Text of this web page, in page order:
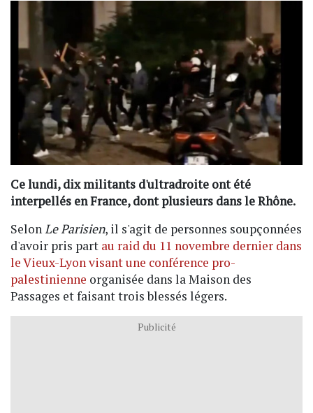
Ce lundi, dix militants d'ultradroite ont été
interpellés en France, dont plusieurs dans le Rhône.
SelonLe Parisien, il s'agit de personnes soupçonnées
d'avoir pris part au raid du 11 novembre dernier dans
le Vieux-Lyon visant une conférence pro-
palestinienne organisée dans la Maison des
Passages et faisant trois blessés légers.
Publicité